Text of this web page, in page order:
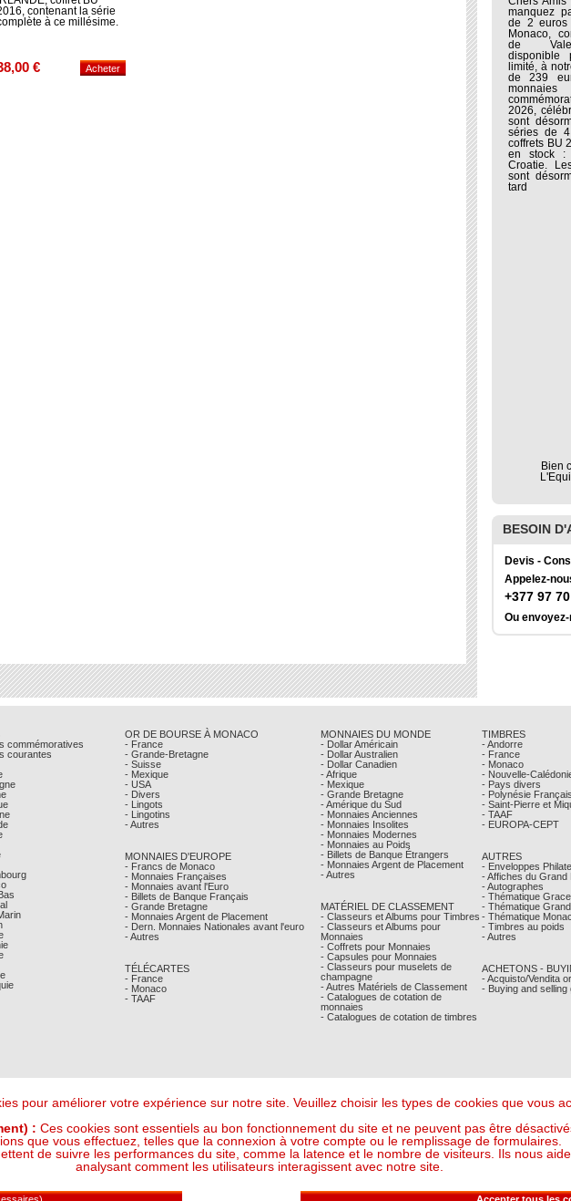
contenant la série
à ce millésime.
€
manquez
de 2 euros
Monaco,
de
disponible
limité, à
de 239
2026,
sont
séries de
coffrets BU
en stock :
Croatie.
sont
tard
Bien
BESOIN
Devis -
Appelez-
+377 97
Ou
commémoratives
courantes
OR DE BOURSE À MONACO
- France
- Grande-Bretagne
- Suisse
- Mexique
- USA
- Divers
- Lingots
- Lingotins
- Autres
MONNAIES D'EUROPE
- Francs de Monaco
- Monnaies Françaises
- Monnaies avant l'Euro
- Billets de Banque Français
- Grande Bretagne
- Monnaies Argent de Placement
- Dern. Monnaies Nationales avant l'euro
- Autres
TÉLÉCARTES
- France
- Monaco
- TAAF
MONNAIES DU MONDE
- Dollar Américain
- Dollar Australien
- Dollar Canadien
- Afrique
- Mexique
- Grande Bretagne
- Amérique du Sud
- Monnaies Anciennes
- Monnaies Insolites
- Monnaies Modernes
- Monnaies au Poids
- Billets de Banque Étrangers
- Monnaies Argent de Placement
- Autres
MATÉRIEL DE CLASSEMENT
- Classeurs et Albums pour Timbres
- Classeurs et Albums pour
Monnaies
- Coffrets pour Monnaies
- Capsules pour Monnaies
- Classeurs pour muselets de
champagne
- Autres Matériels de Classement
- Catalogues de cotation de
monnaies
- Catalogues de cotation de timbres
TIMBRES
- Andorre
- France
- Monaco
- Nouvelle-
- Pays divers
- Polynésie
- Saint-Pierre et
- TAAF
- EUROPA-CEPT
AUTRES
- Enveloppes
- Affiches du Grand
- Autographes
- Thématique
- Thématique
- Thématique
- Timbres au poids
- Autres
ACHETONS -
- Acquisto/Vendita
- Buying and selling
Mentions Légales- © Comptoir Philatelique et Numismatique de Monaco 2026
pour améliorer votre expérience sur notre site. Veuillez choisir les types de cookies que vous
: Ces cookies sont essentiels au bon fonctionnement du site et ne peuvent pas être
que vous effectuez, telles que la connexion à votre compte ou le remplissage de formulaires.
de suivre les performances du site, comme la latence et le nombre de visiteurs. Ils nous
analysant comment les utilisateurs interagissent avec notre site.